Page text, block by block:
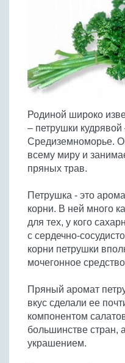
Из яиц и другие
Супы-пюре
Молочные супы
Сладкие супы
Отварное мясо
Запеченное мясо
Тушеное мясо
Из мясного фарша
Из субпродуктов
Жареная рыба
Отварная и паровая
Запеченная рыба
Тушеная рыба
Из рыбного фарша
Морепродукты
Суши и роллы
Жареная птица
Отварная птица
Запеченная птица
Из фарша птицы
Из субпродуктов
Все овощи
Жареные овощи
Отварные овощи
Тушеные овощи
Запеченные овощи
Выпечка
Вся выпечка
Пироги и пирожки
Кексы и маффины
Печенье и булочки
Блины и оладьи
Пиццы
Кремы
Соусы
Соусы к мясу
Соусы к рыбе
Соусы к овощам
Все напитки
Алкогольные напитки
Безалкогольные
Заготовки
Все заготовки
Ягоды и фрукты
Овощи
Грибы
Другие заготовки
Десерты
Десерты
Молочные продукты
Пельмени, вареники
Макароны
Грибы
Яйца
Крупы
Родиной широко
– петрушки кудрявой
Средиземноморье.
всему миру и
пряных трав.
Петрушка - это
корни. В ней много
для тех, у кого
с сердечно-
корни петрушки
мочегонное
Пряный аромат
вкус сделали ее
компонентом
большинстве стран,
украшением.